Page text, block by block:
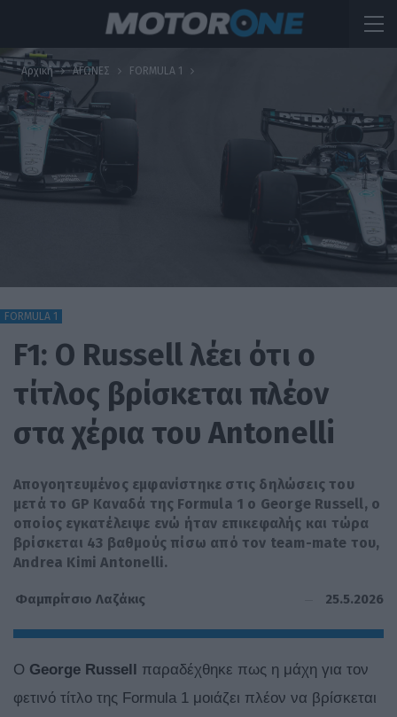
Αρχική ΑΓΩΝΕΣ FORMULA 1
FORMULA 1
F1: O Russell λέει ότι ο
τίτλος βρίσκεται πλέον
στα χέρια του Antonelli
Απογοητευμένος εμφανίστηκε στις δηλώσεις του
μετά το GP Καναδά της Formula 1 ο George Russell, o
οποίος εγκατέλειψε ενώ ήταν επικεφαλής και τώρα
βρίσκεται 43 βαθμούς πίσω από τον team-mate του,
Andrea Kimi Antonelli.
Φαμπρίτσιο Λαζάκις 25.5.2026
Ο George Russell
παραδέχθηκε πως η μάχη για τον
φετινό τίτλο της Formula 1 μοιάζει πλέον να βρίσκεται